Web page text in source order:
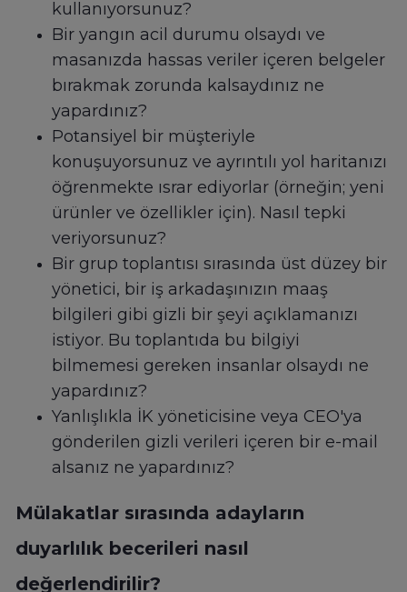
kullanıyorsunuz?
Bir yangın acil durumu olsaydı ve
masanızda hassas veriler içeren belgeler
bırakmak zorunda kalsaydınız ne
yapardınız?
Potansiyel bir müşteriyle
konuşuyorsunuz ve ayrıntılı yol haritanızı
öğrenmekte ısrar ediyorlar (örneğin; yeni
ürünler ve özellikler için). Nasıl tepki
veriyorsunuz?
Bir grup toplantısı sırasında üst düzey bir
yönetici, bir iş arkadaşınızın maaş
bilgileri gibi gizli bir şeyi açıklamanızı
istiyor. Bu toplantıda bu bilgiyi
bilmemesi gereken insanlar olsaydı ne
yapardınız?
Yanlışlıkla İK yöneticisine veya CEO'ya
gönderilen gizli verileri içeren bir e-mail
alsanız ne yapardınız?
Mülakatlar sırasında adayların
duyarlılık becerileri nasıl
değerlendirilir?